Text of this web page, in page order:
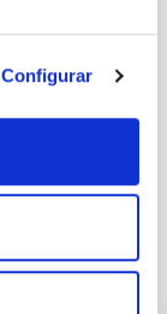
Configurar